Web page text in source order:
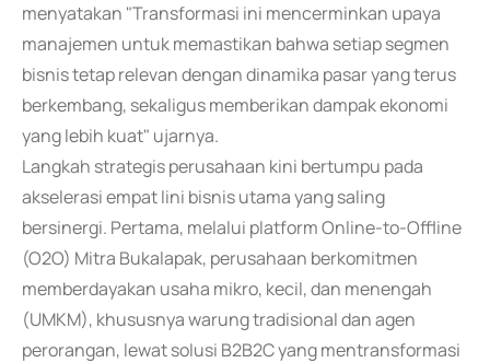
menyatakan "Transformasi ini mencerminkan upaya
manajemen untuk memastikan bahwa setiap segmen
bisnis tetap relevan dengan dinamika pasar yang terus
berkembang, sekaligus memberikan dampak ekonomi
yang lebih kuat" ujarnya.
Langkah strategis perusahaan kini bertumpu pada
akselerasi empat lini bisnis utama yang saling
bersinergi. Pertama, melalui platform Online-to-Offline
(O2O) Mitra Bukalapak, perusahaan berkomitmen
memberdayakan usaha mikro, kecil, dan menengah
(UMKM), khususnya warung tradisional dan agen
perorangan, lewat solusi B2B2C yang mentransformasi